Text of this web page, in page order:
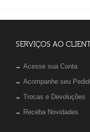
SERVIÇOS AO
Acesse sua Conta
Acompanhe seu
Trocas e Devoluções
Receba Novidades